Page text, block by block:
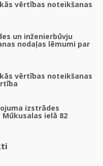
vērtības noteikšanas
un inženierbūvju
nodaļas lēmumi par
vērtības noteikšanas
izstrādes
ielā 82